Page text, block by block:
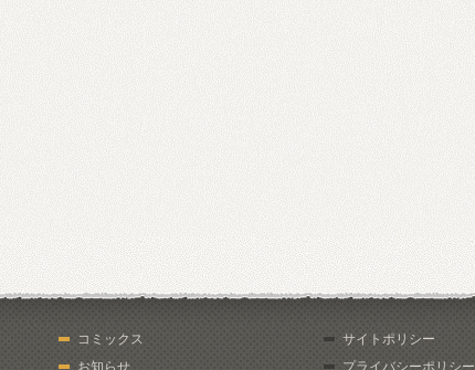
コミックス
お知らせ
サイトポリシー
プライバシーポリシー